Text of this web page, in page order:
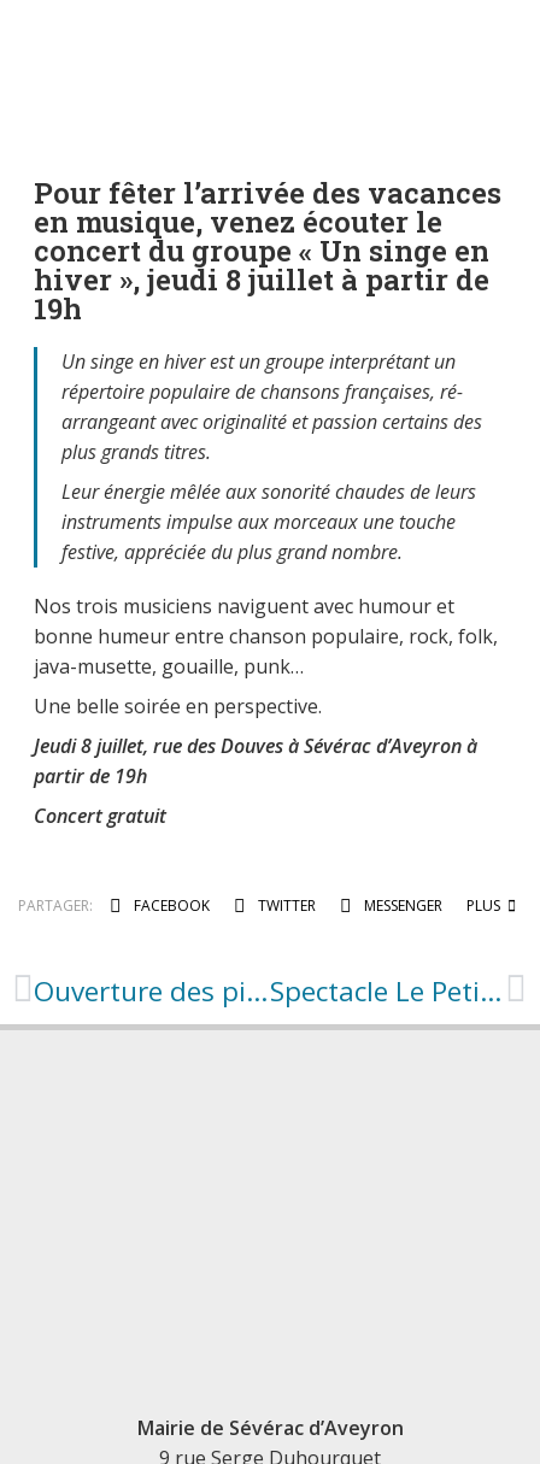
Pour fêter l’arrivée des vacances
en musique, venez écouter le
concert du groupe « Un singe en
hiver », jeudi 8 juillet à partir de
19h
Un singe en hiver est un groupe interprétant un
répertoire populaire de chansons françaises, ré-
arrangeant avec originalité et passion certains des
plus grands titres.
Leur énergie mêlée aux sonorité chaudes de leurs
instruments impulse aux morceaux une touche
festive, appréciée du plus grand nombre.
Nos trois musiciens naviguent avec humour et
bonne humeur entre chanson populaire, rock, folk,
java-musette, gouaille, punk…
Une belle soirée en perspective.
Jeudi 8 juillet, rue des Douves à Sévérac d’Aveyron à
partir de 19h
Concert gratuit
PARTAGER: FACEBOOK TWITTER MESSENGER PLUS
Ouverture des piscines Spectacle Le Petit Plumo – Cour du château
Mairie de Sévérac d’Aveyron
9 rue Serge Duhourquet